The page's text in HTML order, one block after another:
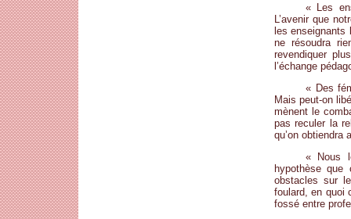
« Les
L’avenir que
les enseignants
ne résoudra
revendiquer
l’échange
« Des
Mais peut-on
mènent le
pas reculer la
qu’on obtiendra
« Nous
hypothèse
obstacles sur
foulard, en quoi
fossé entre